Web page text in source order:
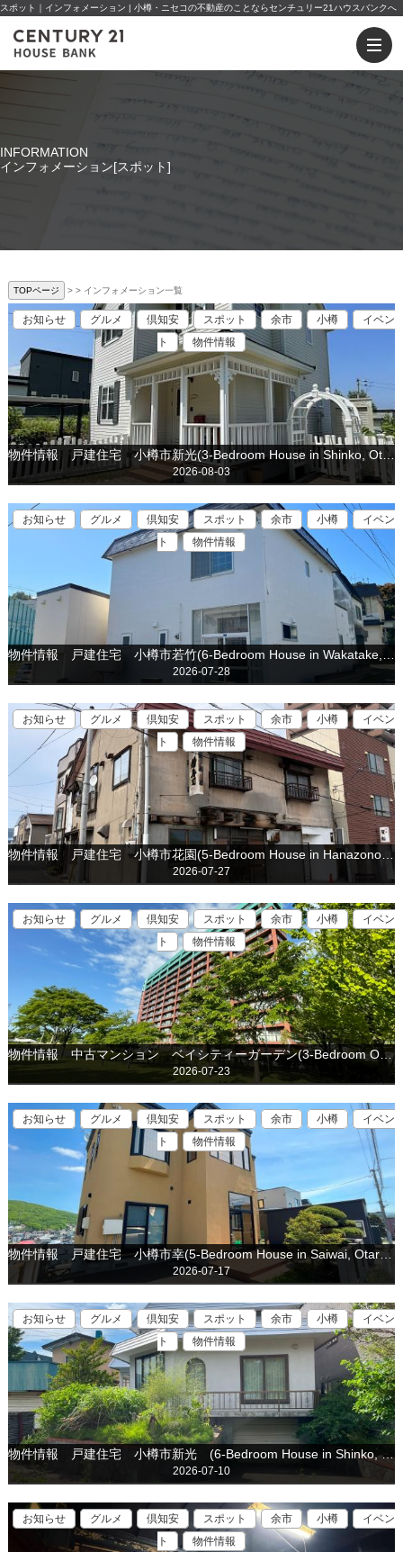
スポット｜インフォメーション | 小樽・ニセコの不動産のことならセンチュリー21ハウスバンクへ
INFORMATION
インフォメーション[スポット]
TOPページ > インフォメーション一覧
お知らせ グルメ 倶知安 スポット 余市 小樽
イベン
ト
物件情報
物件情報 戸建住宅 小樽市新光(3-Bedroom House in Shinko, Otaru is for sale)
2026-08-03
お知らせ グルメ 倶知安 スポット 余市 小樽
イベン
ト
物件情報
2026-07-28
お知らせ グルメ 倶知安 スポット 余市 小樽
イベン
ト
物件情報
物件情報 戸建住宅 小樽市花園(5-Bedroom House in Hanazono, Otaru is for sale)
2026-07-27
お知らせ グルメ 倶知安 スポット 余市 小樽
イベン
ト
物件情報
物件情報 中古マンション ベイシティーガーデン(3-Bedroom Ocean View Condo in Otaru is for sale)
2026-07-23
お知らせ グルメ 倶知安 スポット 余市 小樽
イベン
ト
物件情報
物件情報 戸建住宅 小樽市幸(5-Bedroom House in Saiwai, Otaru is for sale)
2026-07-17
お知らせ グルメ 倶知安 スポット 余市 小樽
イベン
ト
物件情報
物件情報 戸建住宅 小樽市新光 (6-Bedroom House in Shinko, Otaru is for sale)
2026-07-10
お知らせ グルメ 倶知安 スポット 余市 小樽
イベン
ト
物件情報